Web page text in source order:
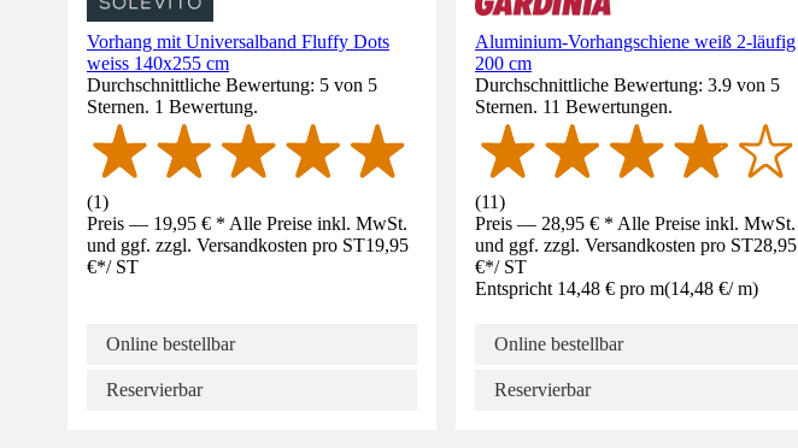
Vorhang mit Universalband Fluffy Dots
weiss 140x255 cm
Durchschnittliche Bewertung: 5 von 5
Sternen. 1 Bewertung.
(1)
Preis — 19,95 € * Alle Preise inkl. MwSt.
und ggf. zzgl. Versandkosten pro ST19,95
€*/ ST
Online bestellbar
Reservierbar
Aluminium-Vorhangschiene weiß 2-läufig
200 cm
Durchschnittliche Bewertung: 3.9 von 5
Sternen. 11 Bewertungen.
(11)
Preis — 28,95 € * Alle Preise inkl. MwSt.
und ggf. zzgl. Versandkosten pro ST28,95
€*/ ST
Entspricht 14,48 € pro m(14,48 €/ m)
Online bestellbar
Reservierbar